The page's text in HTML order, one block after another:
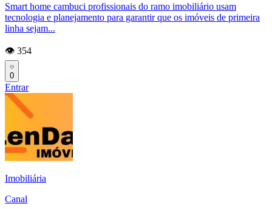
Smart home cambuci profissionais do ramo imobiliário usam
tecnologia e planejamento para garantir que os imóveis de primeira
linha sejam...
👁️ 354
0
Entrar
Imobiliária
Canal